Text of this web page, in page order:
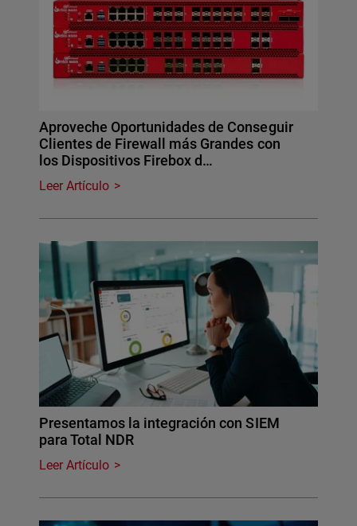
Aproveche Oportunidades de Conseguir
Clientes de Firewall más Grandes con
los Dispositivos Firebox d…
Leer Artículo
Presentamos la integración con SIEM
para Total NDR
Leer Artículo